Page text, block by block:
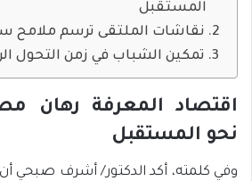
المستقبل
نقاشات الملتقى ترسم ملامح
تمكين الشباب في زمن التحول
اقتصاد المعرفة رهان
نحو المستقبل
وفي كلمته، أكد الدكتور/ أشرف صبحي